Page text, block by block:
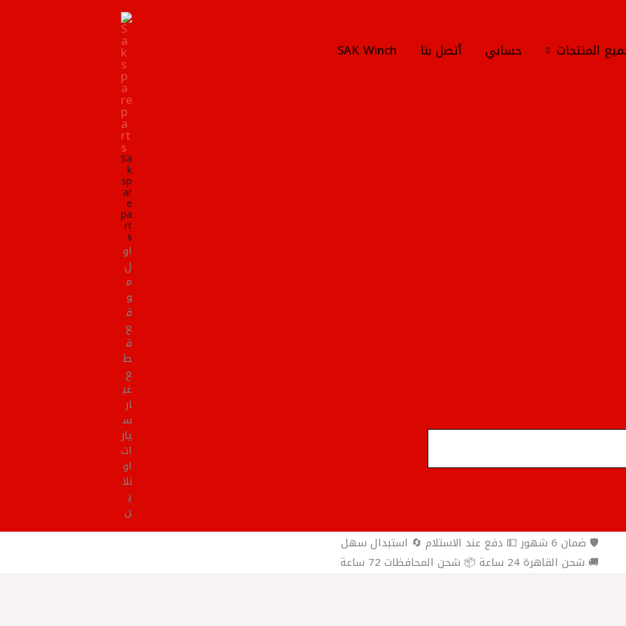
المنتجات حسابي أتصل بنا SAK Winch
Sa
k
sp
ar
e
pa
rt
s
او
ل
م
و
ق
ع
ق
ط
ع
غي
ار
س
يار
ات
او
نلا
ي
ن
🛡️ ضمان 6 شهور 💵 دفع عند الاستلام 🔄 استبدال سهل
🚚 شحن القاهرة 24 ساعة 📦 شحن المحافظات 72 ساعة